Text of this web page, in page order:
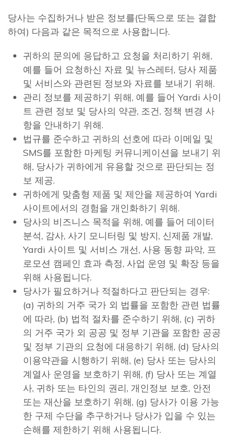
당사는 수집하거나 받은 정보를(단독으로 또는 결합
하여) 다음과 같은 목적으로 사용합니다.
귀하의 문의에 응답하고 요청을 처리하기 위해,
예를 들어 요청하신 자료 및 뉴스레터, 당사 제품
및 서비스와 관련된 정보와 자료를 보내기 위해.
관리 정보를 제공하기 위해, 예를 들어 Yardi 사이
트 관련 정보 및 당사의 약관, 조건, 정책 변경 사
항을 안내하기 위해.
법규를 준수하고 귀하의 선호에 따라 이메일 및
SMS를 포함한 마케팅 커뮤니케이션을 보내기 위
해, 당사가 귀하에게 유용할 것으로 판단되는 정
보 제공.
귀하에게 맞춤형 제품 및 제안을 제공하여 Yardi
사이트에서의 경험을 개인화하기 위해.
당사의 비즈니스 목적을 위해, 예를 들어 데이터
분석, 감사, 사기 모니터링 및 방지, 신제품 개발,
Yardi 사이트 및 서비스 개선, 사용 동향 파악, 프
로모션 캠페인 효과 측정, 사업 운영 및 확장 등을
위해 사용됩니다.
당사가 필요하거나 적절하다고 판단되는 경우:
(a) 귀하의 거주 국가 외 법률을 포함한 관련 법률
에 따라, (b) 법적 절차를 준수하기 위해, (c) 귀하
의 거주 국가 외 공공 및 정부 기관을 포함한 공공
및 정부 기관의 요청에 대응하기 위해, (d) 당사의
이용약관을 시행하기 위해, (e) 당사 또는 당사의
계열사 운영을 보호하기 위해, (f) 당사 또는 계열
사, 귀하 또는 타인의 권리, 개인정보 보호, 안전
또는 재산을 보호하기 위해, (g) 당사가 이용 가능
한 구제 수단을 추구하거나 당사가 입을 수 있는
손해를 제한하기 위해 사용됩니다.